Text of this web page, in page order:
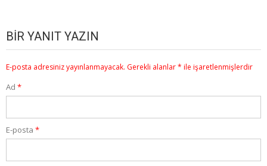
BIR YANIT YAZIN
E-posta adresiniz yayınlanmayacak. Gerekli alanlar* ile işaretlenmişlerdir
Ad *
E-posta *